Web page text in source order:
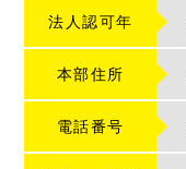
法人認可年
本部住所
電話番号